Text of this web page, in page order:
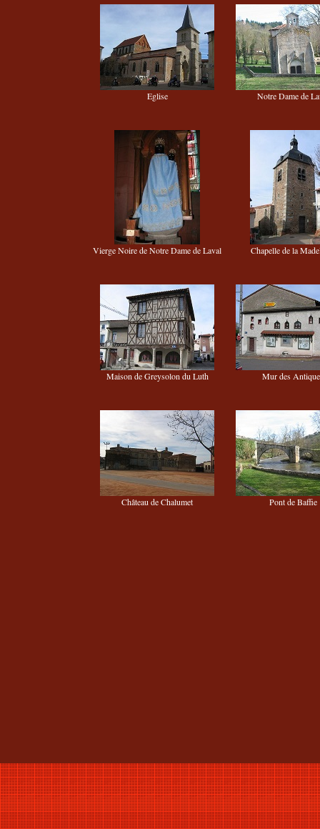
Eglise Notre Dame de
Vierge Noire de Notre Dame de Laval Chapelle de la
Maison de Greysolon du Luth Mur des
Château de Chalumet Pont de Baffie